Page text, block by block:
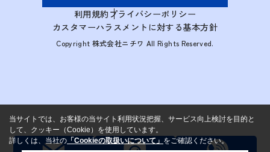
利用規約プライバシーポリシー
カスタマーハラスメントに対する基本方針
Copyright 株式会社ニチワ All Rights Reserved.
当サイトでは、お客様の当サイト利用状況把握、サービス向上検討を目的と
して、クッキー（Cookie）を使用しています。
詳しくは、当社の 「Cookieの取扱いについて」 をご確認ください。